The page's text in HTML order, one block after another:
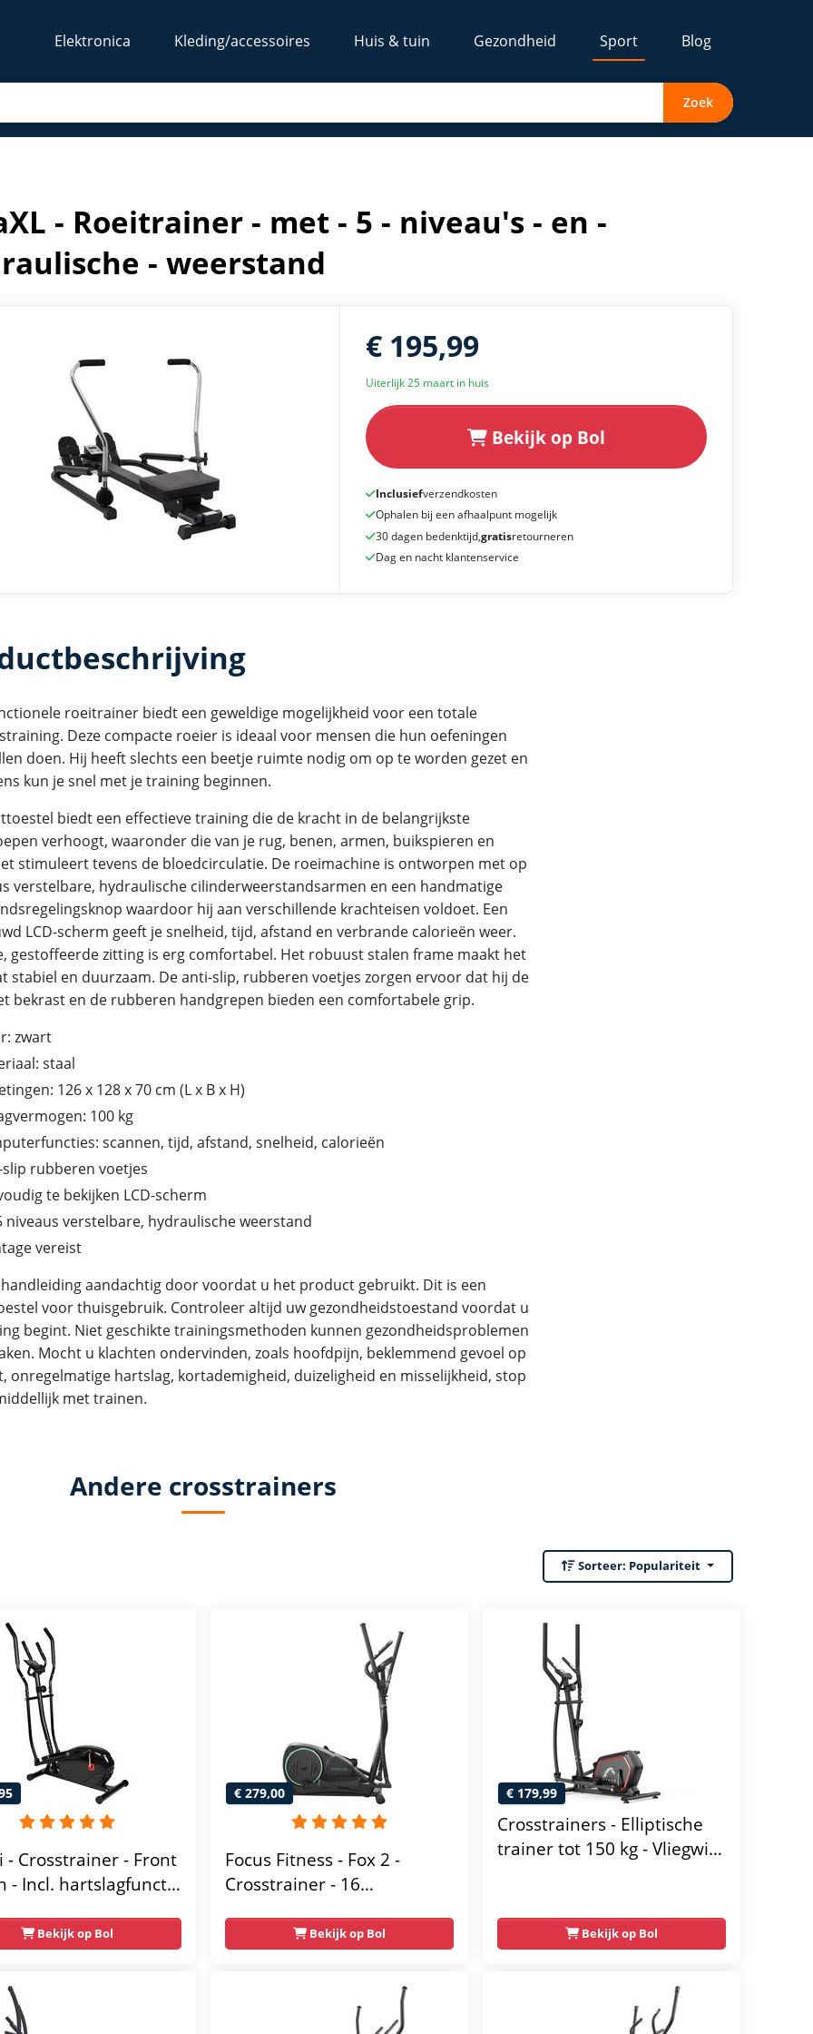
Elektronica Kleding/accessoires Huis & tuin Gezondheid Sport Blog
Zoek
- weerstand
- Roeitrainer - met - 5 - niveau's - en -
- weerstand
€ 195,99
Uiterlijk 25 maart in huis
Bekijk op Bol
Inclusiefverzendkosten
Ophalen bij een afhaalpunt mogelijk
30 dagen bedenktijd,gratisretourneren
Dag en nacht klantenservice
roeitrainer biedt een geweldige mogelijkheid voor een totale
Deze compacte roeier is ideaal voor mensen die hun oefeningen
doen. Hij heeft slechts een beetje ruimte nodig om op te worden gezet en
kun je snel met je training beginnen.
biedt een effectieve training die de kracht in de belangrijkste
verhoogt, waaronder die van je rug, benen, armen, buikspieren en
stimuleert tevens de bloedcirculatie. De roeimachine is ontworpen met op
verstelbare, hydraulische cilinderweerstandsarmen en een handmatige
waardoor hij aan verschillende krachteisen voldoet. Een
LCD-scherm geeft je snelheid, tijd, afstand en verbrande calorieën weer.
gestoffeerde zitting is erg comfortabel. Het robuust stalen frame maakt het
stabiel en duurzaam. De anti-slip, rubberen voetjes zorgen ervoor dat hij de
bekrast en de rubberen handgrepen bieden een comfortabele grip.
zwart
staal
126 x 128 x 70 cm (L x B x H)
100 kg
scannen, tijd, afstand, snelheid, calorieën
rubberen voetjes
te bekijken LCD-scherm
niveaus verstelbare, hydraulische weerstand
vereist
handleiding aandachtig door voordat u het product gebruikt. Dit is een
voor thuisgebruik. Controleer altijd uw gezondheidstoestand voordat u
begint. Niet geschikte trainingsmethoden kunnen gezondheidsproblemen
Mocht u klachten ondervinden, zoals hoofdpijn, beklemmend gevoel op
onregelmatige hartslag, kortademigheid, duizeligheid en misselijkheid, stop
met trainen.
Andere crosstrainers
Sorteer: Populariteit
- Crosstrainer - Front
- Incl. hartslagfunctie
Trainer -
- Crosstrainer
Bekijk op Bol
€ 279,00
Focus Fitness - Fox 2 -
Crosstrainer - 16
Weerstandsniveaus
Bekijk op Bol
€ 179,99
Crosstrainers - Elliptische
trainer tot 150 kg - Vliegwiel
LCD-scherm - Zwart
Bekijk op Bol